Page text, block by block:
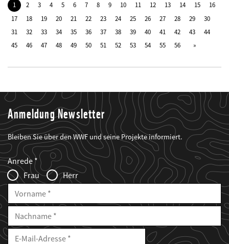
1 2 3 4 5 6 7 8 9 10 11 12 13 14 15
16
17
18 19 20 21 22 23 24 25 26 27 28 29
30
31
32 33 34 35 36 37 38 39 40 41 42 43
44
45
46 47 48 49 50 51 52 53 54 55 56
Anmeldung Newsletter
Bleiben Sie über den WWF und seine Projekte informiert.
Web2Case
Infofelder
Fieldset
anrede_name
Anrede
Frau
Herr
Vorname
Nachname
E-
Mailadresse
E-